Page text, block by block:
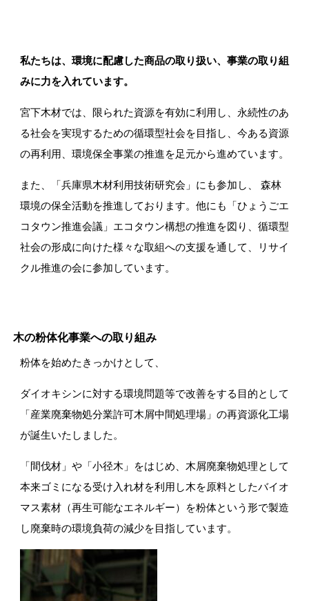
ペレットストーブ、ペレット燃料
レーザー加工機 FLUX.co
木づかい仲間のご紹介(仕入先・販売先)
私たちは、環境に配慮した商品の取り扱い、事業の取り組
みに力を入れています。
宮下木材では、限られた資源を有効に利用し、永続性のあ
る社会を実現するための循環型社会を目指し、今ある資源
の再利用、環境保全事業の推進を足元から進めています。
また、「兵庫県木材利用技術研究会」にも参加し、 森林
環境の保全活動を推進しております。他にも「ひょうごエ
コタウン推進会議」エコタウン構想の推進を図り、循環型
社会の形成に向けた様々な取組への支援を通して、リサイ
クル推進の会に参加しています。
木の粉体化事業への取り組み
粉体を始めたきっかけとして、
ダイオキシンに対する環境問題等で改善をする目的として
「産業廃棄物処分業許可木屑中間処理場」の再資源化工場
が誕生いたしました。
「間伐材」や「小径木」をはじめ、木屑廃棄物処理として
本来ゴミになる受け入れ材を利用し木を原料としたバイオ
マス素材（再生可能なエネルギー）を粉体という形で製造
し廃棄時の環境負荷の減少を目指しています。